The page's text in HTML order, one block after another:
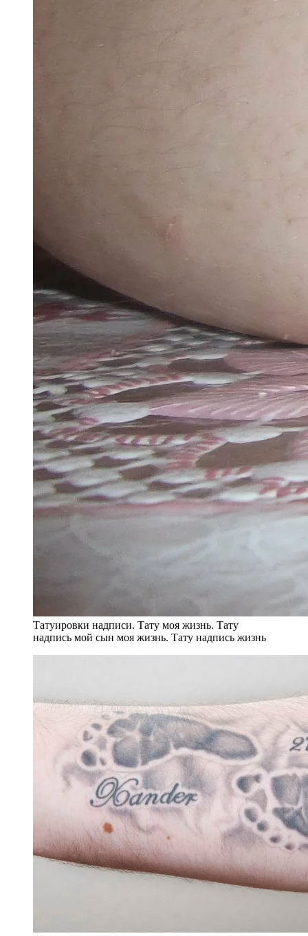
Татуировки надписи. Тату моя жизнь. Тату
надпись мой сын моя жизнь. Тату надпись жизнь